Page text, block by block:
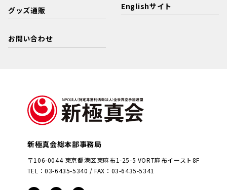
グッズ通販
お問い合わせ
Englishサイト
新極真会総本部事務局
〒106-0044 東京都港区東麻布1-25-5 VORT麻布イースト8F
TEL：03-6435-5340 / FAX：03-6435-5341